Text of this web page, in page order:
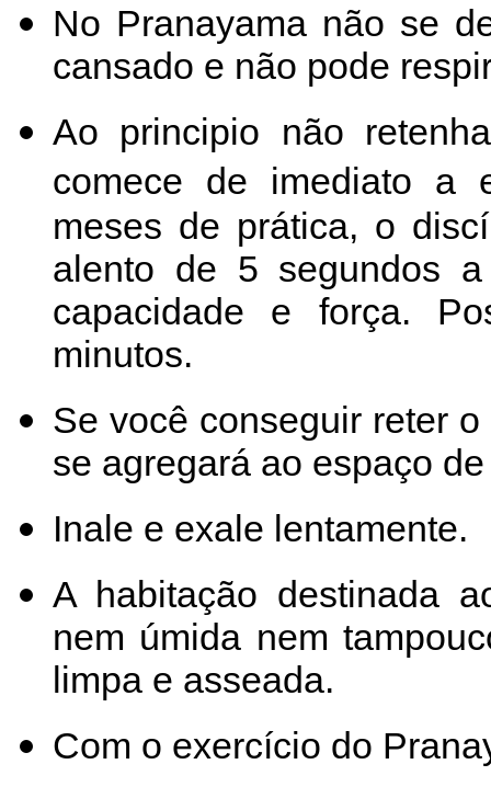
No Pranayama não se
cansado e não pode
Ao principio não
comece de imediato a
meses de prática, o
alento de 5 segundos
capacidade e força.
minutos.
Se você conseguir reter
se agregará ao espaço
Inale e exale lentamente.
A habitação destinada
nem úmida nem
limpa e asseada.
Com o exercício do